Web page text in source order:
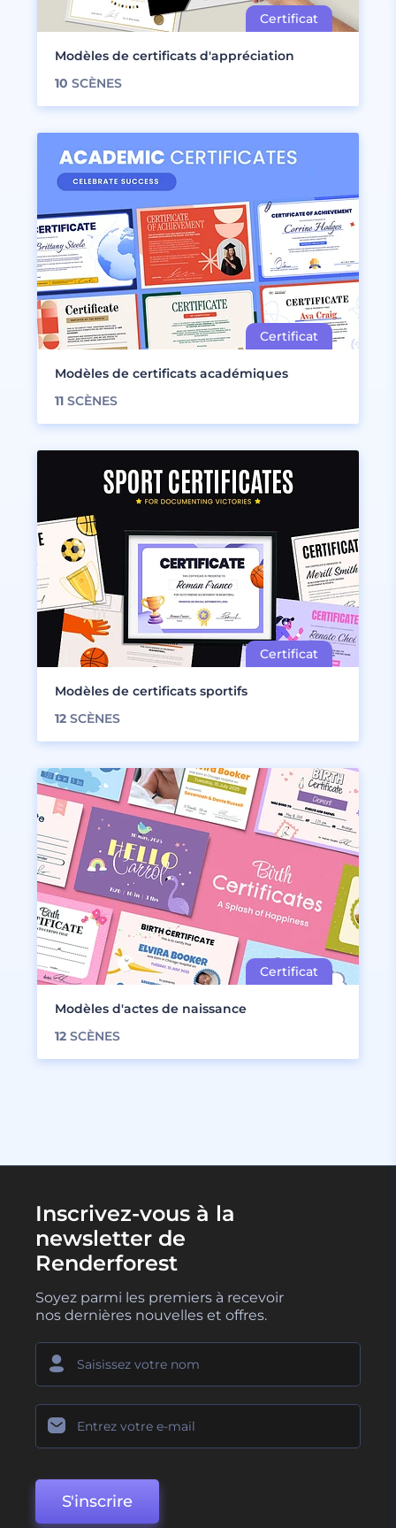
Modèles de certificats d'appréciation
10 SCÈNES
Modèles de certificats académiques
11 SCÈNES
Modèles de certificats sportifs
12 SCÈNES
Modèles d'actes de naissance
12 SCÈNES
Inscrivez-vous à la
newsletter de
Renderforest
Soyez parmi les premiers à recevoir
nos dernières nouvelles et offres.
S'inscrire